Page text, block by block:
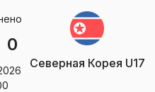
0
Северная Корея U17